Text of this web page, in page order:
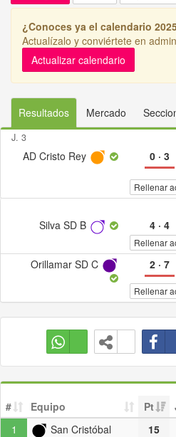
¿Conoces ya el calendario
Actualízalo y conviértete en
Actualizar calendario
Resultados Mercado
J. 3
AD Cristo Rey 0· 3
Rellenar
Silva SD B 4· 4
Rellenar
Orillamar SD C 2· 7
Rellenar
# Equipo Pt
1
San Cristóbal 15